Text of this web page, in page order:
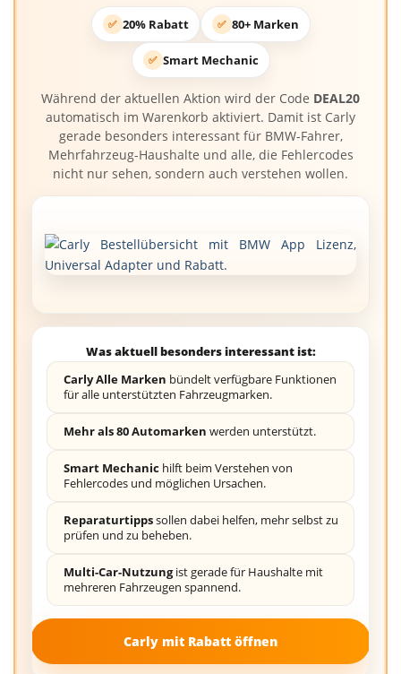
✅ 20% Rabatt ✅ 80+ Marken
✅ Smart Mechanic
Während der aktuellen Aktion wird der Code DEAL20
automatisch im Warenkorb aktiviert. Damit ist Carly
gerade besonders interessant für BMW-Fahrer,
Mehrfahrzeug-Haushalte und alle, die Fehlercodes
nicht nur sehen, sondern auch verstehen wollen.
Was aktuell besonders interessant ist:
Carly Alle Marken bündelt verfügbare Funktionen
für alle unterstützten Fahrzeugmarken.
Mehr als 80 Automarken werden unterstützt.
Smart Mechanic hilft beim Verstehen von
Fehlercodes und möglichen Ursachen.
Reparaturtippssollen dabei helfen, mehr selbst zu
prüfen und zu beheben.
Multi-Car-Nutzungist gerade für Haushalte mit
mehreren Fahrzeugen spannend.
Carly mit Rabatt öffnen